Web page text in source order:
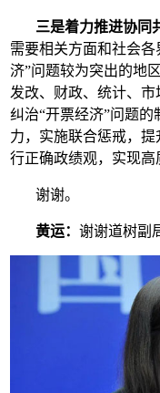
三是着力推进协同
需要相关方面和社会
济”问题较为突出的地
发改、财政、统计、
纠治“开票经济”问题
力，实施联合惩戒，
行正确政绩观，实现高
谢谢。
黄运：谢谢道树副